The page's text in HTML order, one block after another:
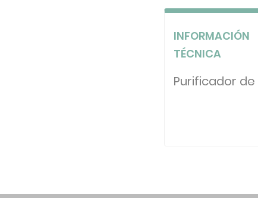
INFORMACIÓN
TÉCNICA
Purificador de